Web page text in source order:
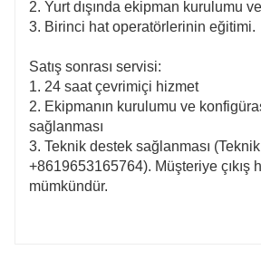
2. Yurt dışında ekipman kurulumu
3. Birinci hat operatörlerinin eğitimi.
Satış sonrası servisi:
1. 24 saat çevrimiçi hizmet
2. Ekipmanın kurulumu ve
sağlanması
3. Teknik destek sağlanması
+8619653165764). Müşteriye çıkış
mümkündür.